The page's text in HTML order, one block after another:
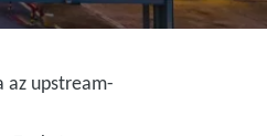
az upstream-